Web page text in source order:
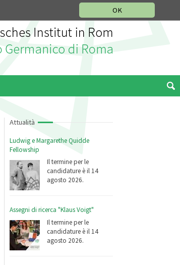
OK
Attualità
Ludwig e Margarethe Quidde
Fellowship
Il termine per le
candidature è il 14
agosto 2026.
Assegni di ricerca "Klaus Voigt"
Il termine per le
candidature è il 14
agosto 2026.